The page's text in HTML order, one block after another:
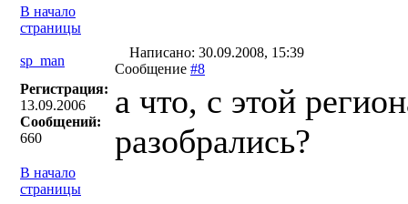
В начало
страницы
sp_man
Написано: 30.09.2008, 15:39
Сообщение #8
Регистрация:
13.09.2006
Сообщений:
660
а что, с этой
разобрались?
В начало
страницы